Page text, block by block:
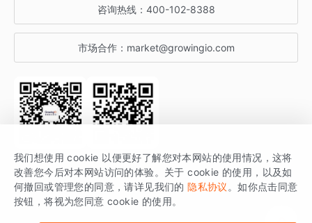
增长博客
开发者文档
SDK 文档
场景指南
增长大会
行业活动
咨询热线： 400-102-8388
市场合作： market@growingio.com
关注公众号 获取更多干货
GrowingIO 是专注于数据智能分析与增长的品牌，核心平台为 GrowingIO
分析云。
我们想使用 cookie 以便更好了解您对本网站的使用情况，这将
改善您今后对本网站访问的体验。关于 cookie 的使用，以及如
何撤回或管理您的同意，请详见我们的 隐私协议 。如你点击同意
按钮，将视为您同意 cookie 的使用。